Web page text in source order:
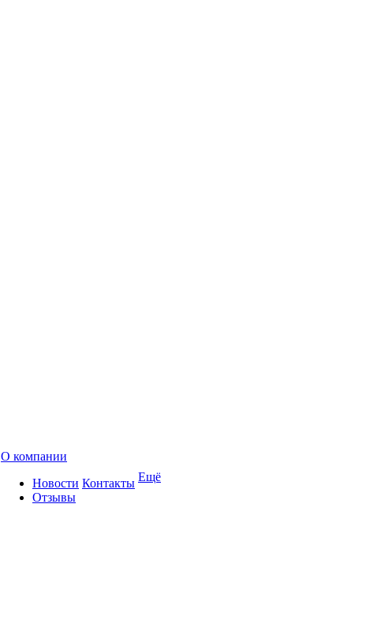
О компании
Новости
Отзывы
Контакты Ещё